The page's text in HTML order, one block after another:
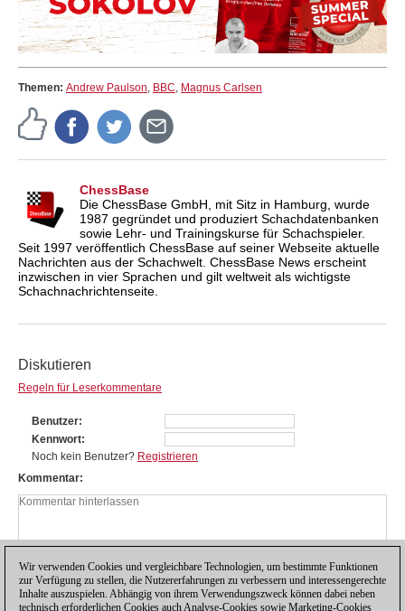
Themen: Andrew Paulson, BBC, Magnus Carlsen
ChessBase
Die ChessBase GmbH, mit Sitz in Hamburg, wurde
1987 gegründet und produziert Schachdatenbanken
sowie Lehr- und Trainingskurse für Schachspieler.
Seit 1997 veröffentlich ChessBase auf seiner Webseite aktuelle
Nachrichten aus der Schachwelt. ChessBase News erscheint
inzwischen in vier Sprachen und gilt weltweit als wichtigste
Schachnachrichtenseite.
Diskutieren
Regeln für Leserkommentare
Benutzer
Kennwort
Noch kein Benutzer? Registrieren
Kommentar
Wir verwenden Cookies und vergleichbare Technologien, um bestimmte Funktionen
zur Verfügung zu stellen, die Nutzererfahrungen zu verbessern und interessengerechte
Inhalte auszuspielen. Abhängig von ihrem Verwendungszweck können dabei neben
technisch erforderlichen Cookies auch Analyse-Cookies sowie Marketing-Cookies